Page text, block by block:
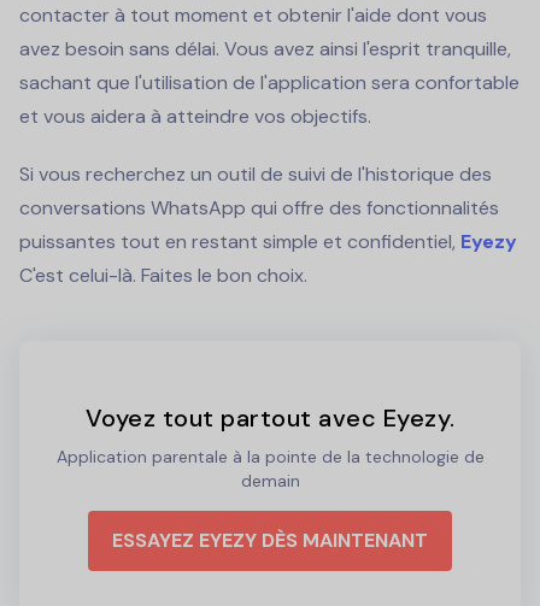
contacter à tout moment et obtenir l'aide dont vous
avez besoin sans délai. Vous avez ainsi l'esprit tranquille,
sachant que l'utilisation de l'application sera confortable
et vous aidera à atteindre vos objectifs.
Si vous recherchez un outil de suivi de l'historique des
conversations WhatsApp qui offre des fonctionnalités
puissantes tout en restant simple et confidentiel, Eyezy
C'est celui-là. Faites le bon choix.
Voyez tout partout avec Eyezy.
Application parentale à la pointe de la technologie de
demain
ESSAYEZ EYEZY DÈS MAINTENANT